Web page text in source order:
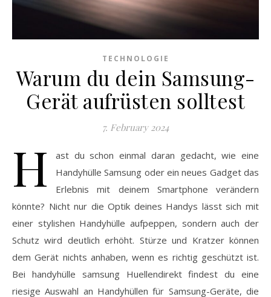
TECHNOLOGIE
Warum du dein Samsung-
Gerät aufrüsten solltest
7. February 2024
H
ast du schon einmal daran gedacht, wie eine
Handyhülle Samsung oder ein neues Gadget das
Erlebnis mit deinem Smartphone verändern
könnte? Nicht nur die Optik deines Handys lässt sich mit
einer stylishen Handyhülle aufpeppen, sondern auch der
Schutz wird deutlich erhöht. Stürze und Kratzer können
dem Gerät nichts anhaben, wenn es richtig geschützt ist.
Bei handyhülle samsung Huellendirekt findest du eine
riesige Auswahl an Handyhüllen für Samsung-Geräte, die